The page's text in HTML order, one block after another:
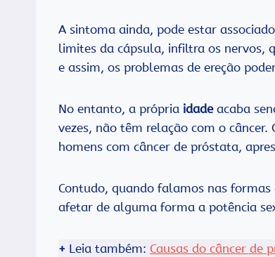
A sintoma ainda, pode estar
limites da cápsula, infiltra os nervos,
e assim, os problemas de ereção
No entanto, a própria idade acaba
vezes, não têm relação com o
homens com câncer de próstata,
Contudo, quando falamos nas formas
afetar de alguma forma a potência
+ Leia também: Causas do câncer de